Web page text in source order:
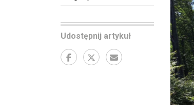
Udostępnij artykuł